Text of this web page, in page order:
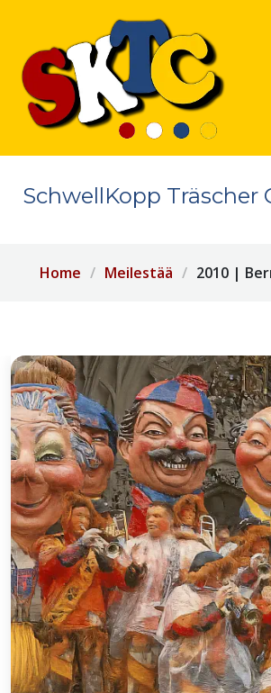
SchwellKopp Träscher
Home Meilestää 2010 |